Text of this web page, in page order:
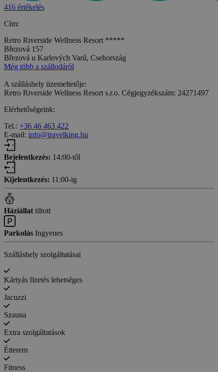
416 értékelés
Cím:
Retro Riverside Wellness Resort *****
Březová 157
Březová u Karlových Varů, Csehország
Még több a szállodáról
A szálláshely üzemeltetője:
Retro Riverside Wellness Resort s.r.o. Cégjegyzékszám: 24271497
Elérhetőségeink:
Tel.: +36 46 463 422
E-mail: info@travelking.hu
Bejelentkezés: 14:00-től
Kijelentkezés: 11:00-ig
Háziállat tiltott
Parkolás Ingyenes
Szálláshely szolgáltatásai
Kártyás fizetés lehetséges
Jacuzzi
Szauna
Extra szolgáltatások
Étterem
Fitness